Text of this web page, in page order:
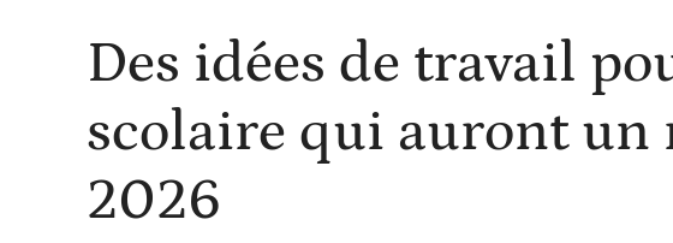
Des idées de travail
scolaire qui auront un
2026